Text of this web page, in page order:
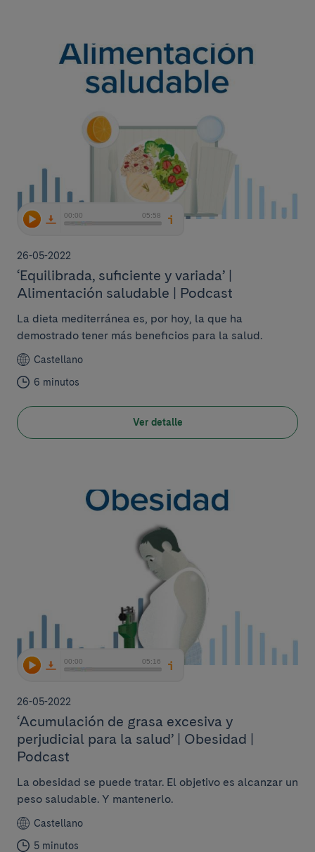
26-05-2022
‘Equilibrada, suficiente y variada’ |
Alimentación saludable | Podcast
La dieta mediterránea es, por hoy, la que ha
demostrado tener más beneficios para la salud.
Castellano
6 minutos
Ver detalle
26-05-2022
‘Acumulación de grasa excesiva y
perjudicial para la salud’ | Obesidad |
Podcast
La obesidad se puede tratar. El objetivo es alcanzar un
peso saludable. Y mantenerlo.
Castellano
5 minutos